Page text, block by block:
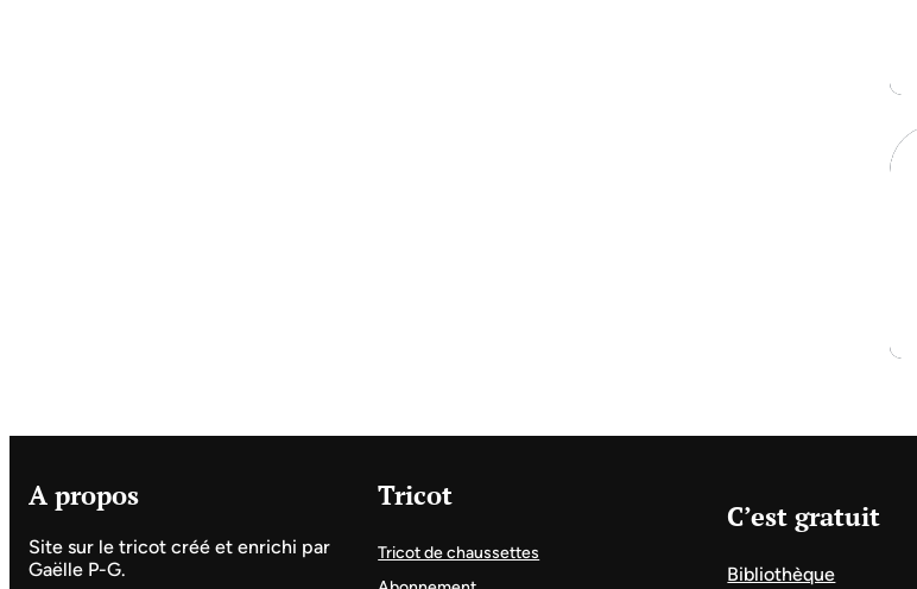
A propos
Site sur le tricot créé et enrichi par
Gaëlle P-G.
Tricot
Tricot de chaussettes
C’est gratuit
Bibliothèque